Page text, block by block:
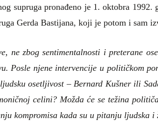
supruga pronađeno je 1. oktobra
Gerda Bastijana, koji je potom i sam
ne zbog sentimentalnosti i preterane
Posle njene intervencije u političkom
osetljivost – Bernard Kušner ili
celini? Možda će se težina
kompromisa kada su u pitanju